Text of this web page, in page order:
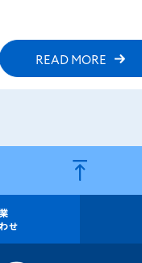
READ MORE
せ